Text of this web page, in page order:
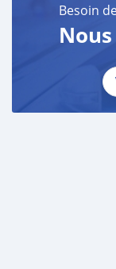
Besoin